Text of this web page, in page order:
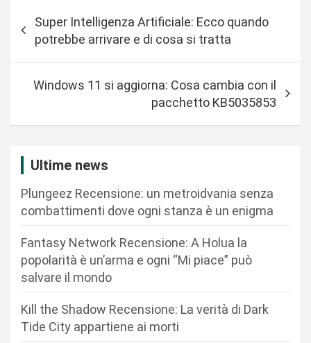
a
Super Intelligenza Artificiale: Ecco quando
potrebbe arrivare e di cosa si tratta
Windows 11 si aggiorna: Cosa cambia con il
pacchetto KB5035853
Ultime news
Plungeez Recensione: un metroidvania senza
combattimenti dove ogni stanza è un enigma
Fantasy Network Recensione: A Holua la
popolarità è un’arma e ogni “Mi piace” può
salvare il mondo
Kill the Shadow Recensione: La verità di Dark
Tide City appartiene ai morti